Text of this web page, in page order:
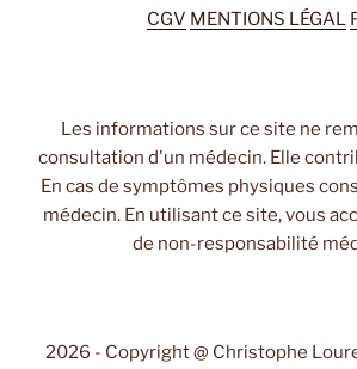
CGV MENTIONS LÉGAL
Les informations sur ce site ne
consultation d'un médecin. Elle
En cas de symptômes physiques
médecin. En utilisant ce site, vous
de non-responsabilité
2026 - Copyright @ Christophe